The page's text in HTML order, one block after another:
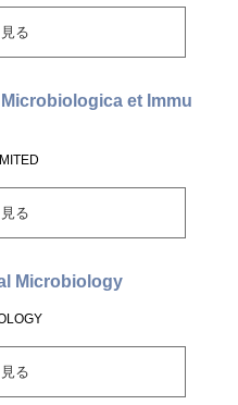
る
et Immu
る
Microbiology
る